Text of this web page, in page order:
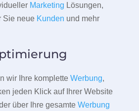
Marketing Lösungen,
Sie neue Kunden und mehr
wir Ihre komplette Werbung,
jeden Klick auf Ihrer Website
über Ihre gesamte Werbung